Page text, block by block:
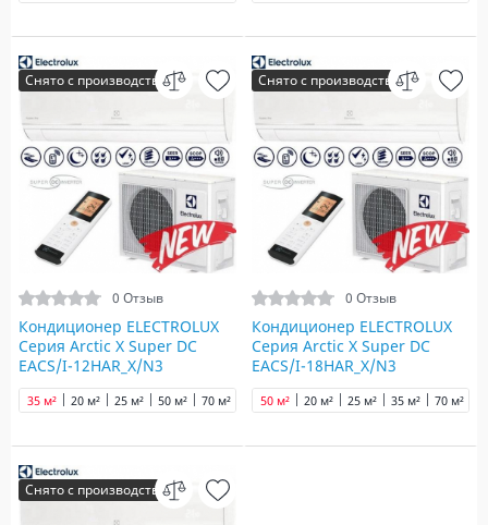
Снято с производства
0 Отзыв
Кондиционер ELECTROLUX
Серия Arctic X Super DC
EACS/I-12HAR_X/N3
20 м² 25 м²
35 м² 50 м² 70 м²
Снято с производства
0 Отзыв
Кондиционер ELECTROLUX
Серия Arctic X Super DC
EACS/I-18HAR_X/N3
20 м² 25 м² 35 м²
50 м² 70 м²
Снято с производства